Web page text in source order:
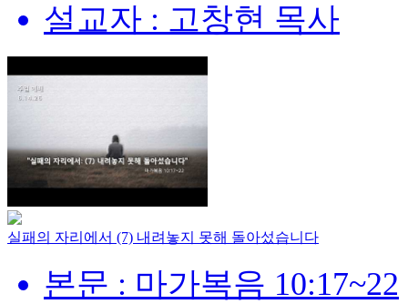
설교자 : 고창현 목사
실패의 자리에서 (7) 내려놓지 못해 돌아섰습니다
본문 : 마가복음 10:17~22